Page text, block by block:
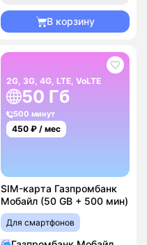
В корзину
2G, 3G, 4G, LTE, VoLTE
50 Гб
500 минут
450 ₽ / мес
SIM-карта Газпромбанк
Мобайл (50 GB + 500 мин)
Для смартфонов